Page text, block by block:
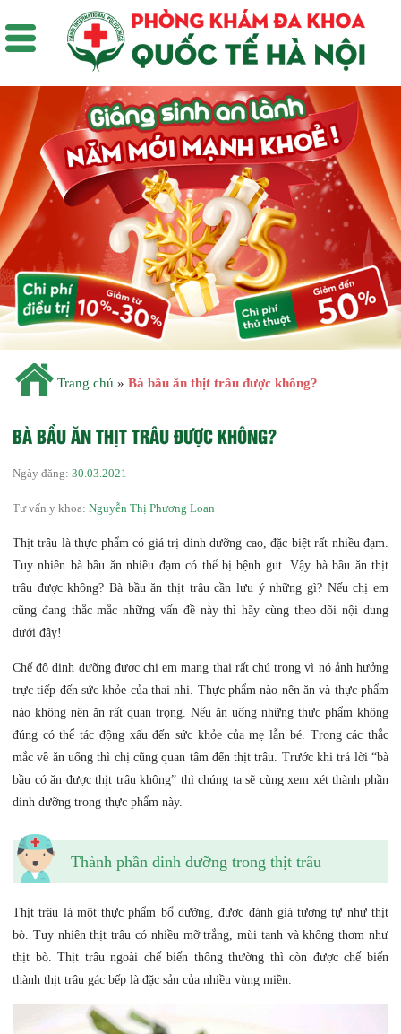
Trang chủ » Bà bầu ăn thịt trâu được không?
BÀ BẦU ĂN THỊT TRÂU ĐƯỢC KHÔNG?
Ngày đăng: 30.03.2021
Tư vấn y khoa: Nguyễn Thị Phương Loan
Thịt trâu là thực phẩm có giá trị dinh dưỡng cao, đặc biệt rất nhiều đạm.
Tuy nhiên bà bầu ăn nhiều đạm có thể bị bệnh gut. Vậy bà bầu ăn thịt
trâu được không? Bà bầu ăn thịt trâu cần lưu ý những gì? Nếu chị em
cũng đang thắc mắc những vấn đề này thì hãy cùng theo dõi nội dung
dưới đây!
Chế độ dinh dưỡng được chị em mang thai rất chú trọng vì nó ảnh hưởng
trực tiếp đến sức khỏe của thai nhi. Thực phẩm nào nên ăn và thực phẩm
nào không nên ăn rất quan trọng. Nếu ăn uống những thực phẩm không
đúng có thể tác động xấu đến sức khỏe của mẹ lẫn bé. Trong các thắc
mắc về ăn uống thì chị cũng quan tâm đến thịt trâu. Trước khi trả lời “bà
bầu có ăn được thịt trâu không” thì chúng ta sẽ cùng xem xét thành phần
dinh dưỡng trong thực phẩm này.
Thành phần dinh dưỡng trong thịt trâu
Thịt trâu là một thực phẩm bổ dưỡng, được đánh giá tương tự như thịt
bò. Tuy nhiên thịt trâu có nhiều mỡ trắng, mùi tanh và không thơm như
thịt bò. Thịt trâu ngoài chế biến thông thường thì còn được chế biến
thành thịt trâu gác bếp là đặc sản của nhiều vùng miền.